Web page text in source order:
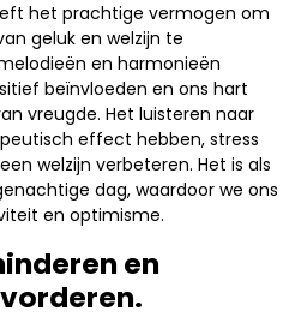
het prachtige vermogen om
geluk en welzijn te
en harmonieën
beïnvloeden en ons hart
vreugde. Het luisteren naar
effect hebben, stress
welzijn verbeteren. Het is als
dag, waardoor we ons
en optimisme.
en